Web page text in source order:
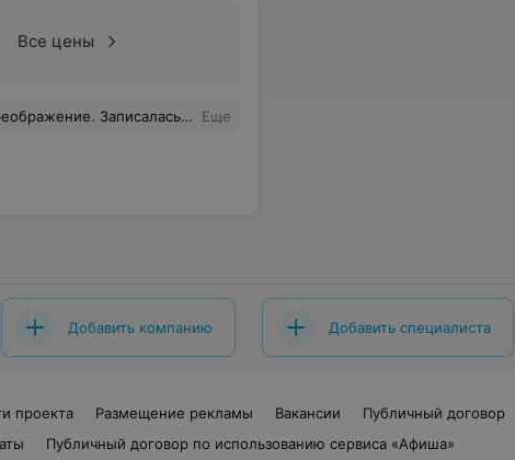
Все цены
время своих клиентов, а подобное отношение говорит о многом. Жалко, что в Борисове так мало достойных мест, и этот салон точно не из них. Не рекомендую. Еще
Добавить компанию Добавить специалиста
проекта Размещение рекламы Вакансии
Публичный договор
Публичный договор по использованию сервиса «Афиша»